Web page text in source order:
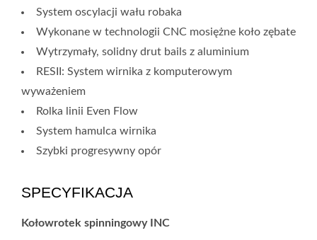
System oscylacji wału robaka
Wykonane w technologii CNC mosiężne koło zębate
Wytrzymały, solidny drut bails z aluminium
RESII: System wirnika z komputerowym
wyważeniem
Rolka linii Even Flow
System hamulca wirnika
Szybki progresywny opór
SPECYFIKACJA
Kołowrotek spinningowy INC